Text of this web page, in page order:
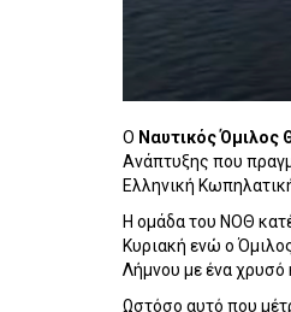
Ο Ναυτικός Όμιλος
Ανάπτυξης που
Ελληνική
Η ομάδα του ΝΟΘ
Κυριακή ενώ ο
Λήμνου με ένα χρυσό
Ωστόσο αυτό που